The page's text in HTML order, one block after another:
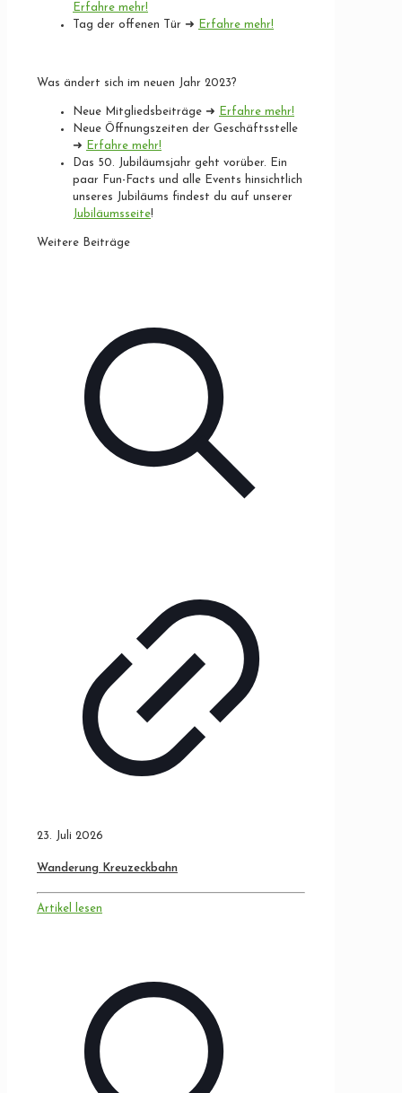
Erfahre mehr!
Tag der offenen Tür ➜
Erfahre mehr!
Was ändert sich im neuen Jahr 2023?
Neue Mitgliedsbeiträge ➜
Erfahre mehr!
Neue Öffnungszeiten der Geschäftsstelle
➜
Erfahre mehr!
Das 50. Jubiläumsjahr geht vorüber. Ein
paar Fun-Facts und alle Events hinsichtlich
unseres Jubiläums findest du auf unserer
Jubiläumsseite!
Weitere Beiträge
23. Juli 2026
Wanderung Kreuzeckbahn
Artikel lesen